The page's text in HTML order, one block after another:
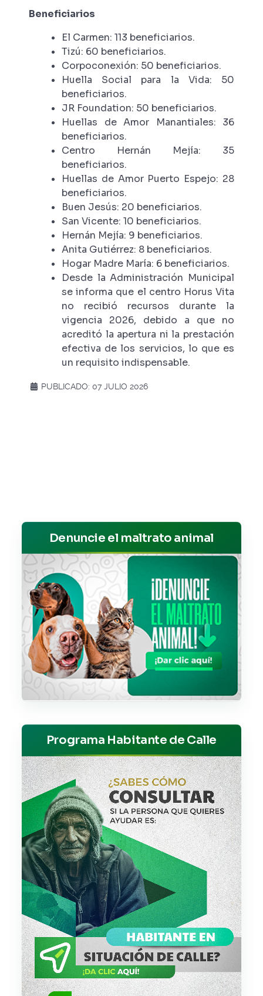
Beneficiarios
El Carmen: 113 beneficiarios.
Tizú: 60 beneficiarios.
Corpoconexión: 50 beneficiarios.
Huella Social para la Vida: 50
beneficiarios.
JR Foundation: 50 beneficiarios.
Huellas de Amor Manantiales: 36
beneficiarios.
Centro Hernán Mejía: 35
beneficiarios.
Huellas de Amor Puerto Espejo: 28
beneficiarios.
Buen Jesús: 20 beneficiarios.
San Vicente: 10 beneficiarios.
Hernán Mejía: 9 beneficiarios.
Anita Gutiérrez: 8 beneficiarios.
Hogar Madre María: 6 beneficiarios.
Desde la Administración Municipal
se informa que el centro Horus Vita
no recibió recursos durante la
vigencia 2026, debido a que no
acreditó la apertura ni la prestación
efectiva de los servicios, lo que es
un requisito indispensable.
PUBLICADO: 07 JULIO 2026
Denuncie el maltrato animal
Programa Habitante de Calle